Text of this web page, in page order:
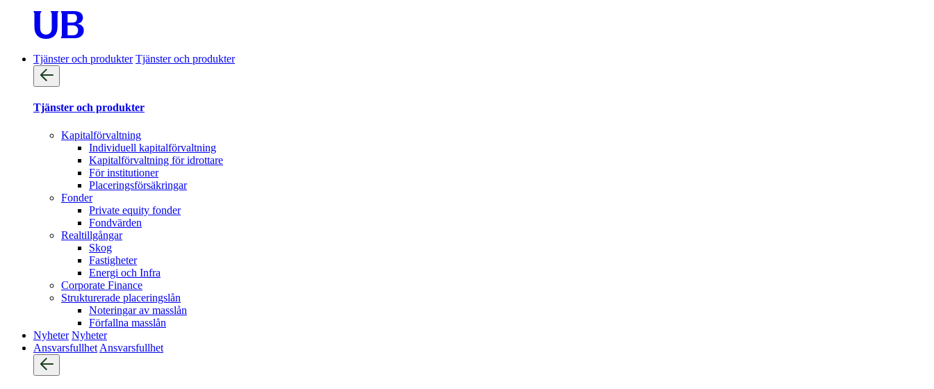
Tjänster och produkter Tjänster och produkter
Tjänster och produkter
Kapitalförvaltning
Individuell kapitalförvaltning
Kapitalförvaltning för idrottare
För institutioner
Placeringsförsäkringar
Fonder
Private equity fonder
Fondvärden
Realtillgångar
Skog
Fastigheter
Energi och Infra
Corporate Finance
Strukturerade placeringslån
Noteringar av masslån
Förfallna masslån
Nyheter Nyheter
Ansvarsfullhet Ansvarsfullhet